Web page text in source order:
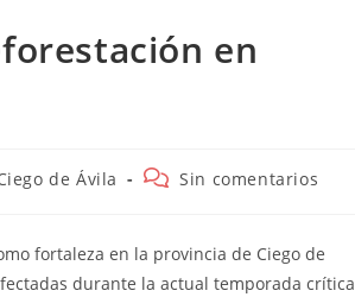
en
de Ávila
Comentarios
entrada:
Sin comentarios
fortaleza en la provincia de Ciego de
durante la actual temporada crítica